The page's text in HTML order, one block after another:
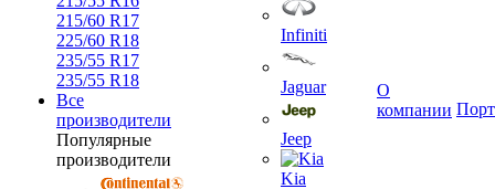
215/60 R17
225/60 R18
235/55 R17
235/55 R18
Все
производители
Популярные
производители
Infiniti
Jaguar
Jeep
Kia
О
компании